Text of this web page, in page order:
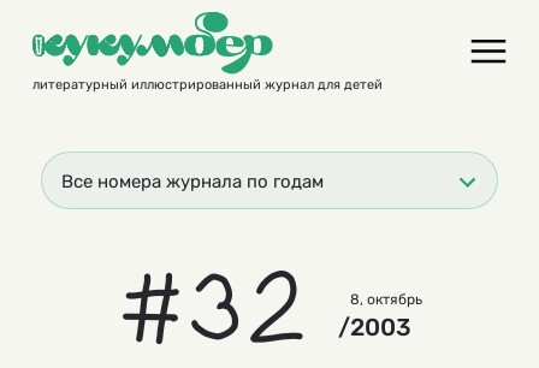
contentлитературный иллюстрированный журнал для детей
Все номера журнала по годам
#32 8, октябрь
/2003